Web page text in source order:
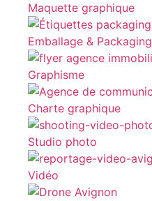
Maquette graphique
Emballage & Packaging
Graphisme
Charte graphique
Studio photo
Vidéo